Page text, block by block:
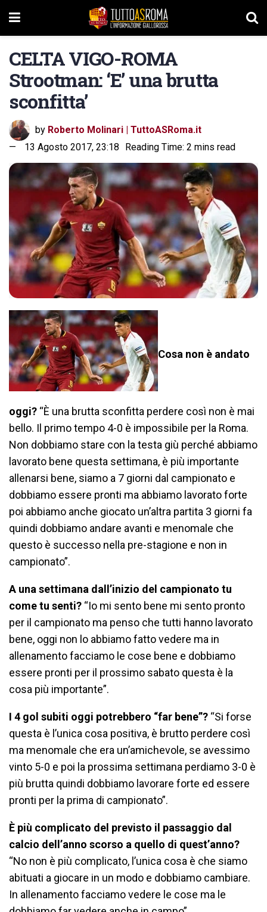
CELTA VIGO-ROMA
Strootman: ‘E’ una brutta
sconfitta’
by Roberto Molinari | TuttoASRoma.it
13 Agosto 2017, 23:18
Reading Time: 2 mins read
Cosa non è andato
oggi? “È una brutta sconfitta perdere così non è mai
bello. Il primo tempo 4-0 è impossibile per la Roma.
Non dobbiamo stare con la testa giù perché abbiamo
lavorato bene questa settimana, è più importante
allenarsi bene, siamo a 7 giorni dal campionato e
dobbiamo essere pronti ma abbiamo lavorato forte
poi abbiamo anche giocato un’altra partita 3 giorni fa
quindi dobbiamo andare avanti e menomale che
questo è successo nella pre-stagione e non in
campionato”.
A una settimana dall’inizio del campionato tu
come tu senti? “Io mi sento bene mi sento pronto
per il campionato ma penso che tutti hanno lavorato
bene, oggi non lo abbiamo fatto vedere ma in
allenamento facciamo le cose bene e dobbiamo
essere pronti per il prossimo sabato questa è la
cosa più importante”.
I 4 gol subiti oggi potrebbero “far bene”? “Si forse
questa è l’unica cosa positiva, è brutto perdere così
ma menomale che era un’amichevole, se avessimo
vinto 5-0 e poi la prossima settimana perdiamo 3-0 è
più brutta quindi dobbiamo lavorare forte ed essere
pronti per la prima di campionato”.
È più complicato del previsto il passaggio dal
calcio dell’anno scorso a quello di quest’anno?
“No non è più complicato, l’unica cosa è che siamo
abituati a giocare in un modo e dobbiamo cambiare.
In allenamento facciamo vedere le cose ma le